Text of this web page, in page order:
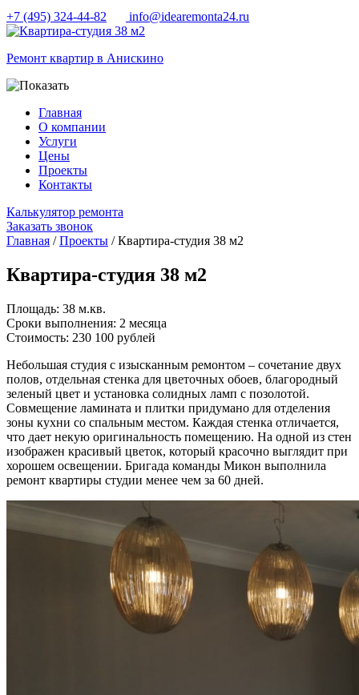
+7 (495) 324-44-82 info@idearemonta24.ru
Ремонт квартир в Анискино
Главная
О компании
Услуги
Цены
Проекты
Контакты
Калькулятор ремонта
Заказать звонок
Главная /Проекты / Квартира-студия 38 м2
Квартира-студия 38 м2
Площадь: 38 м.кв.
Сроки выполнения: 2 месяца
Cтоимость: 230 100 рублей
Небольшая студия с изысканным ремонтом – сочетание двух
полов, отдельная стенка для цветочных обоев, благородный
зеленый цвет и установка солидных ламп с позолотой.
Совмещение ламината и плитки придумано для отделения
зоны кухни со спальным местом. Каждая стенка отличается,
что дает некую оригинальность помещению. На одной из стен
изображен красивый цветок, который красочно выглядит при
хорошем освещении. Бригада команды Микон выполнила
ремонт квартиры студии менее чем за 60 дней.